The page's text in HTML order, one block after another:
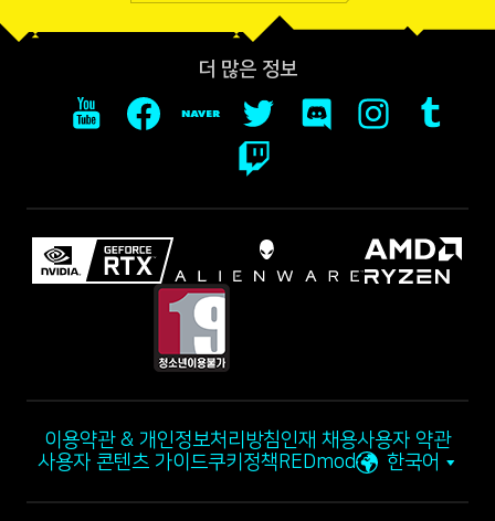
더 많은 정보
이용약관 & 개인정보처리방침인재 채용사용자 약관
사용자 콘텐츠 가이드쿠키정책 REDmod 한국어